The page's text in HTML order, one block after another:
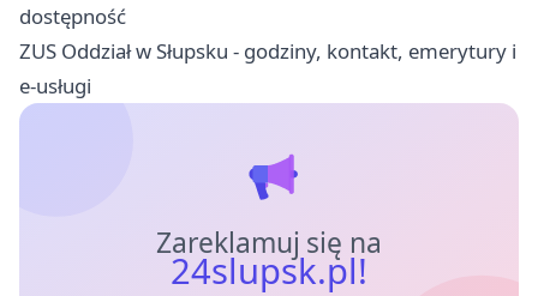
dostępność
ZUS Oddział w Słupsku - godziny, kontakt, emerytury i
e-usługi
Zareklamuj się na
24slupsk.pl!